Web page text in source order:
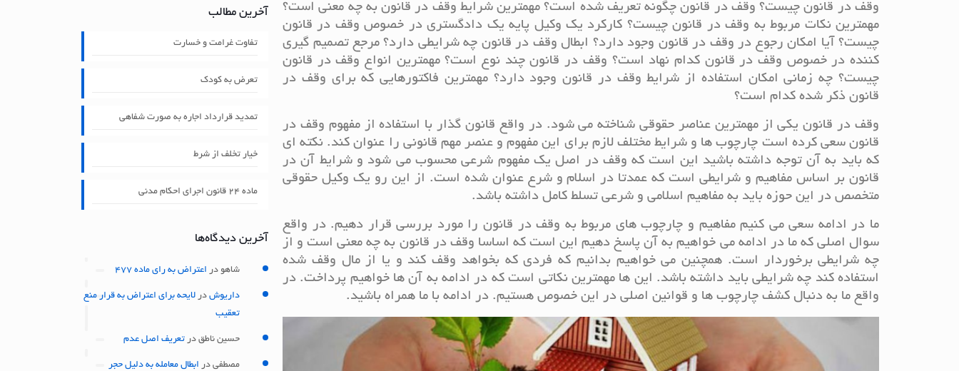
وقف در قانون چیست؟ وقف در قانون چگونه تعریف شده است؟ مهمترین شرایط وقف در قانون به چه معنی است؟
مهمترین نکات مربوط به وقف در قانون چیست؟ کارکرد یک وکیل پایه یک دادگستری در خصوص وقف در قانون
چیست؟ آیا امکان رجوع در وقف در قانون وجود دارد؟ ابطال وقف در قانون چه شرایطی دارد؟ مرجع تصمیم گیری
کننده در خصوص وقف در قانون کدام نهاد است؟ وقف در قانون چند نوع است؟ مهمترین انواع وقف در قانون
چیست؟ چه زمانی امکان استفاده از شرایط وقف در قانون وجود دارد؟ مهمترین فاکتورهایی که برای وقف در
قانون ذکر شده کدام است؟
وقف در قانون یکی از مهمترین عناصر حقوقی شناخته می شود. در واقع قانون گذار با استفاده از مفهوم وقف در
قانون سعی کرده است چارچوب ها و شرایط مختلف لازم برای این مفهوم و عنصر مهم قانونی را عنوان کند. نکته ای
که باید به آن توجه داشته باشید این است که وقف در اصل یک مفهوم شرعی محسوب می شود و شرایط آن در
قانون بر اساس مفاهیم و شرایطی است که عمدتا در اسلام و شرع عنوان شده است. از این رو یک وکیل حقوقی
متخصص در این حوزه باید به مفاهیم اسلامی و شرعی تسلط کامل داشته باشد.
ما در ادامه سعی می کنیم مفاهیم و چارچوب های مربوط به وقف در قانون را مورد بررسی قرار دهیم. در واقع
سوال اصلی که ما در ادامه می خواهیم به آن پاسخ دهیم این است که اساسا وقف در قانون به چه معنی است و از
چه شرایطی برخوردار است. همچنین می خواهیم بدانیم که فردی که بخواهد وقف کند و یا از مال وقف شده
استفاده کند چه شرایطی باید داشته باشد. این ها مهمترین نکاتی است که در ادامه به آن ها خواهیم پرداخت. در
واقع ما به دنبال کشف چارچوب ها و قوانین اصلی در این خصوص هستیم. در ادامه با ما همراه باشید.
آخرین مطالب
تفاوت غرامت و خسارت
تعرض به کودک
تمدید قرارداد اجاره به صورت شفاهی
خیار تخلف از شرط
ماده ۲۴ قانون اجرای احکام مدنی
آخرین دیدگاه‌ها
شاهو در اعتراض به رای ماده 477
داریوشدر لایحه برای اعتراض به قرار منع
تعقیب
حسین ناطقدر تعریف اصل عدم
مصطفیدر ابطال معامله به دلیل حجر